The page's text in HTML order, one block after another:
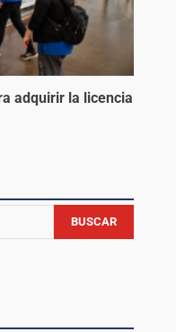
adquirir la licencia
BUSCAR